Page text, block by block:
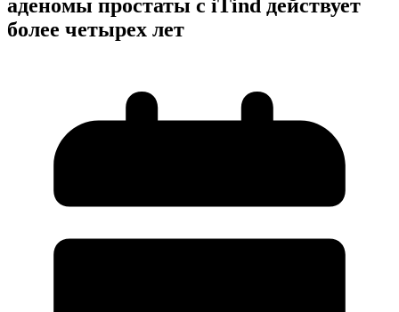
аденомы простаты с iTind действует
более четырех лет